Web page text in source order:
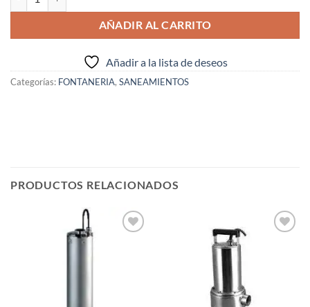
AÑADIR AL CARRITO
Añadir a la lista de deseos
Categorías: FONTANERIA, SANEAMIENTOS
PRODUCTOS RELACIONADOS